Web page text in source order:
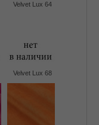
Velvet Lux 64
Velvet Lux 68